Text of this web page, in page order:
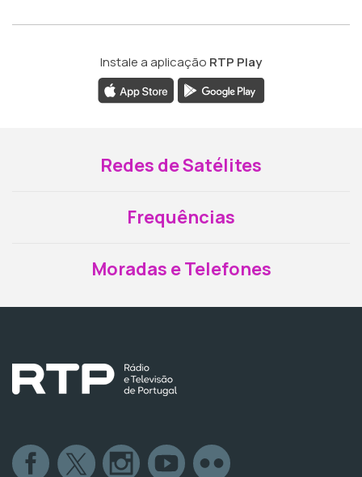
Instale a aplicação RTP Play
Redes de Satélites
Frequências
Moradas e Telefones